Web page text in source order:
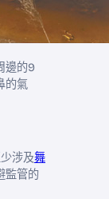
邊的9
的氣
涉及舞
監管的